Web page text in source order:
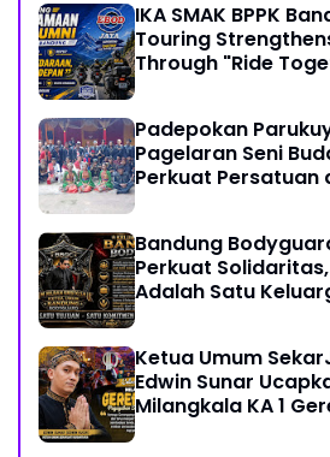
IKA SMAK BPPK
Touring
Through "Ride
Padepokan
Pagelaran Seni
Perkuat Persatuan
Bandung
Perkuat
Adalah Satu
Ketua Umum
Edwin Sunar
Milangkala KA 1